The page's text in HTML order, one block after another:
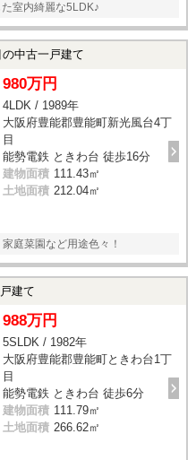
室内綺麗な5LDK♪
中古一戸建て
980万円
4LDK / 1989年
大阪府豊能郡豊能町新光風台4丁
目
能勢電鉄 ときわ台 徒歩16分
建物面積 111.43㎡
土地面積 212.04㎡
庭菜園など用途色々！
建て
988万円
5SLDK / 1982年
大阪府豊能郡豊能町ときわ台1丁
目
能勢電鉄 ときわ台 徒歩6分
建物面積 111.79㎡
土地面積 266.62㎡